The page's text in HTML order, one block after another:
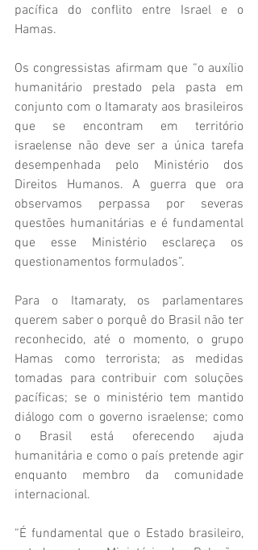
pacífica do conflito entre Israel e o
Hamas.
Os congressistas afirmam que “o auxílio
humanitário prestado pela pasta em
conjunto com o Itamaraty aos brasileiros
que se encontram em território
israelense não deve ser a única tarefa
desempenhada pelo Ministério dos
Direitos Humanos. A guerra que ora
observamos perpassa por severas
questões humanitárias e é fundamental
que esse Ministério esclareça os
questionamentos formulados”.
Para o Itamaraty, os parlamentares
querem saber o porquê do Brasil não ter
reconhecido, até o momento, o grupo
Hamas como terrorista; as medidas
tomadas para contribuir com soluções
pacíficas; se o ministério tem mantido
diálogo com o governo israelense; como
o Brasil está oferecendo ajuda
humanitária e como o país pretende agir
enquanto membro da comunidade
internacional.
“É fundamental que o Estado brasileiro,